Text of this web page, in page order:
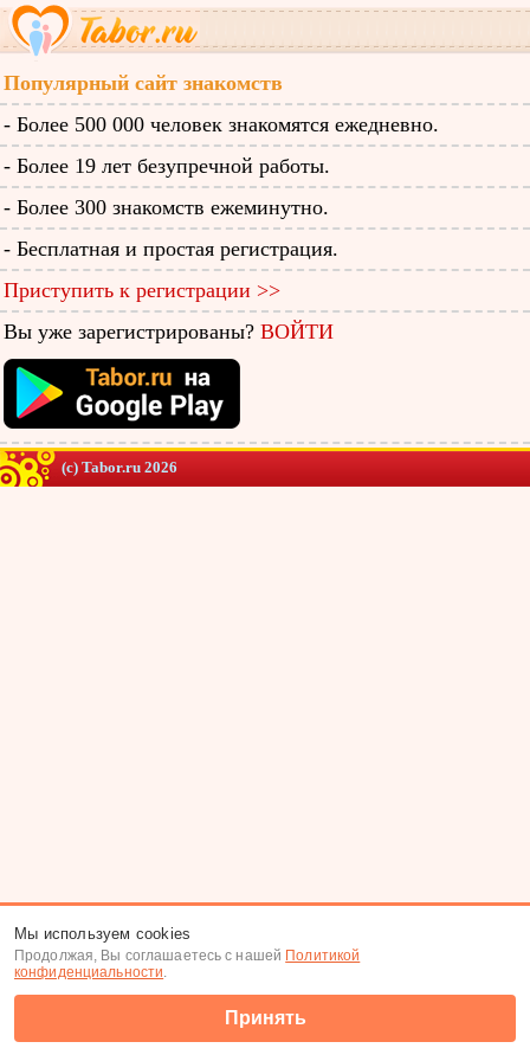
Популярный сайт знакомств
- Более 500 000 человек знакомятся ежедневно.
- Более 19 лет безупречной работы.
- Более 300 знакомств ежеминутно.
- Бесплатная и простая регистрация.
Приступить к регистрации >>
Вы уже зарегистрированы? ВОЙТИ
(c) Tabor.ru 2026
Мы используем cookies
Продолжая, Вы соглашаетесь с нашей Политикой
конфиденциальности.
Принять